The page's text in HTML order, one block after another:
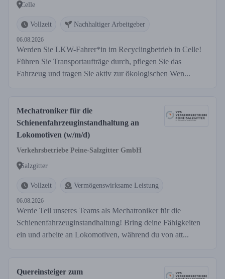
Celle
Vollzeit Nachhaltiger Arbeitgeber
06.08.2026
Werden Sie LKW-Fahrer*in im Recyclingbetrieb in Celle!
Führen Sie Transportaufträge durch, pflegen Sie das
Fahrzeug und tragen Sie aktiv zur ökologischen Wen...
Mechatroniker für die
Schienenfahrzeuginstandhaltung an
Lokomotiven (w/m/d)
Verkehrsbetriebe Peine-Salzgitter GmbH
Salzgitter
Vollzeit Vermögenswirksame Leistung
06.08.2026
Werde Teil unseres Teams als Mechatroniker für die
Schienenfahrzeuginstandhaltung! Bring deine Fähigkeiten
ein und arbeite an Lokomotiven, während du von att...
Quereinsteiger zum